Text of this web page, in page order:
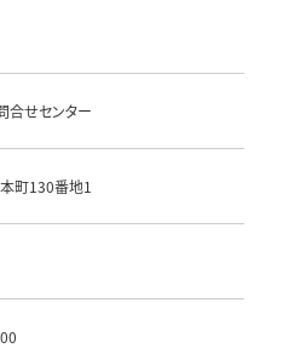
合せセンター
町130番地1